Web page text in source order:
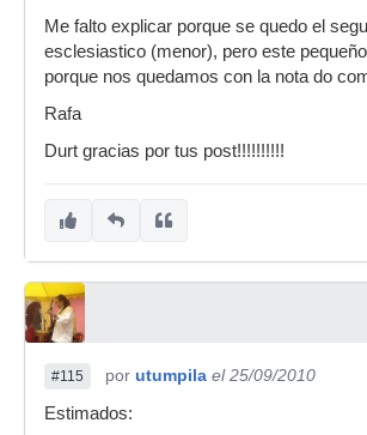
Me falto explicar porque se quedo el
esclesiastico (menor), pero este
porque nos quedamos con la nota do
Rafa
Durt gracias por tus post!!!!!!!!!!
#115 por utumpila el 25/09/2010
Estimados: